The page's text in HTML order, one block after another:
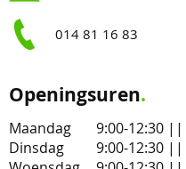
014 81 16 83
Openingsuren.
Maandag
Dinsdag
9:00-12:30 ||
9:00-12:30 ||